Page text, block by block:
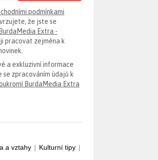
podmínkami
že jste se
Extra -
pracovat zejména k
a exkluzivní informace
se zpracováním údajů k
BurdaMedia Extra
a vztahy | Kulturní tipy |